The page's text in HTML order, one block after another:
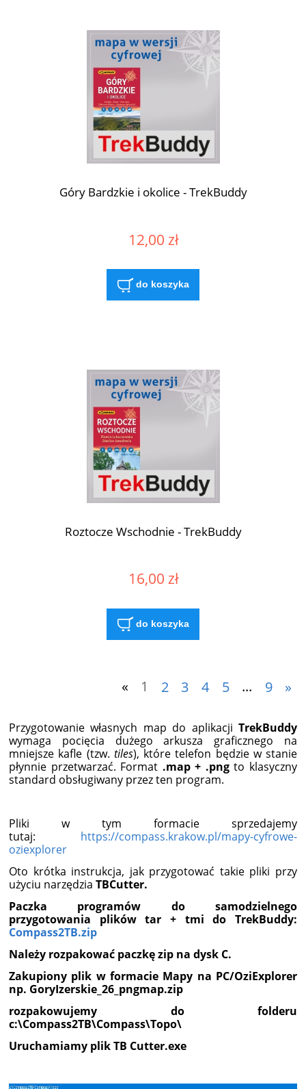
Góry Bardzkie i okolice - TrekBuddy
12,00 zł
do koszyka
Roztocze Wschodnie - TrekBuddy
16,00 zł
do koszyka
« 1 2 3 4 5 ... 9 »
Przygotowanie własnych map do aplikacji TrekBuddy
wymaga pocięcia dużego arkusza graficznego na
mniejsze kafle (tzw. tiles), które telefon będzie w stanie
płynnie przetwarzać. Format .map + .pngto klasyczny
standard obsługiwany przez ten program.
Pliki w tym formacie sprzedajemy
tutaj: https://compass.krakow.pl/mapy-cyfrowe-
oziexplorer
Oto krótka instrukcja, jak przygotować takie pliki przy
użyciu narzędzia TBCutter.
Paczka programów do samodzielnego
przygotowania plików tar + tmi do TrekBuddy:
Compass2TB.zip
Należy rozpakować paczkę zip na dysk C.
Zakupiony plik w formacie Mapy na PC/OziExplorer
np. GoryIzerskie_26_pngmap.zip
rozpakowujemy do folderu
c:\Compass2TB\Compass\Topo\
Uruchamiamy plik TB Cutter.exe